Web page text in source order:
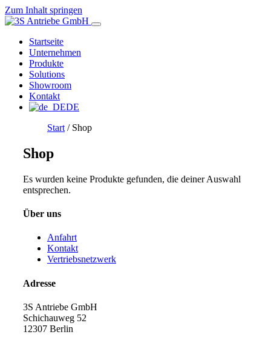
Zum Inhalt springen
3S Antriebe GmbH
Antriebstechnik für Armaturen
Startseite
Unternehmen
Produkte
Solutions
Showroom
Kontakt
DE
Start / Shop
Shop
Es wurden keine Produkte gefunden, die deiner Auswahl
entsprechen.
Über uns
Anfahrt
Kontakt
Vertriebsnetzwerk
Adresse
3S Antriebe GmbH
Schichauweg 52
12307 Berlin